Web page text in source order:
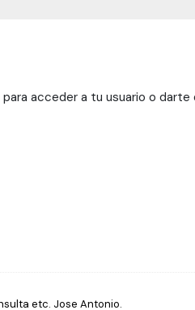
acceder a tu usuario o
etc. Jose Antonio.